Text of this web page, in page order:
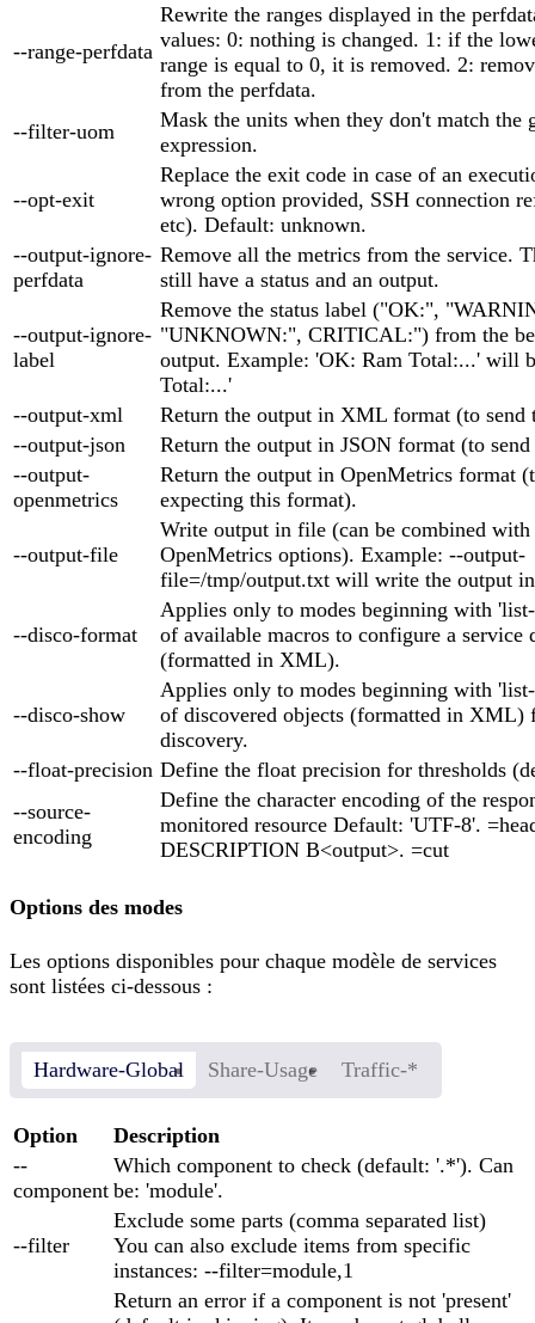
--range-perfdata
Rewrite the ranges displayed in the
values: 0: nothing is changed. 1: if the
range is equal to 0, it is removed. 2:
from the perfdata.
--filter-uom
Mask the units when they don't match the
expression.
--opt-exit
Replace the exit code in case of an
wrong option provided, SSH connection
etc). Default: unknown.
--output-ignore-
perfdata
Remove all the metrics from the service.
still have a status and an output.
--output-ignore-
label
Remove the status label ("OK:",
"UNKNOWN:", CRITICAL:") from the
output. Example: 'OK: Ram Total:...' will
Total:...'
--output-xml
Return the output in XML format (to
--output-json
Return the output in JSON format (to
--output-
openmetrics
Return the output in OpenMetrics format
expecting this format).
--output-file
Write output in file (can be combined
OpenMetrics options). Example: --output-
file=/tmp/output.txt will write the output
--disco-format
Applies only to modes beginning with
of available macros to configure a service
(formatted in XML).
--disco-show
Applies only to modes beginning with
of discovered objects (formatted in XML)
discovery.
--float-precision Define the float precision for thresholds
--source-
encoding
Define the character encoding of the
monitored resource Default: 'UTF-8'.
DESCRIPTION B<output>. =cut
Options des modes
Les options disponibles pour chaque modèle de services
sont listées ci-dessous :
Hardware-Global Share-Usage Traffic-*
Option
Description
--
component
Which component to check (default: '.*'). Can
be: 'module'.
--filter
Exclude some parts (comma separated list)
You can also exclude items from specific
instances: --filter=module,1
Return an error if a component is not 'present'